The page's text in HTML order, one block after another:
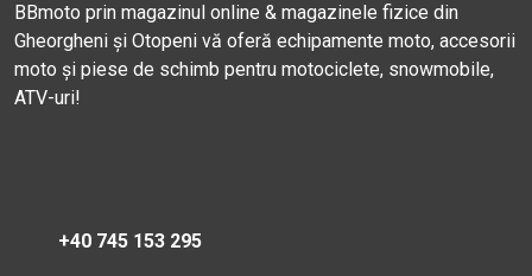
BBmoto prin magazinul online & magazinele fizice din
Gheorgheni și Otopeni vă oferă echipamente moto, accesorii
moto și piese de schimb pentru motociclete, snowmobile,
ATV-uri!
+40 745 153 295